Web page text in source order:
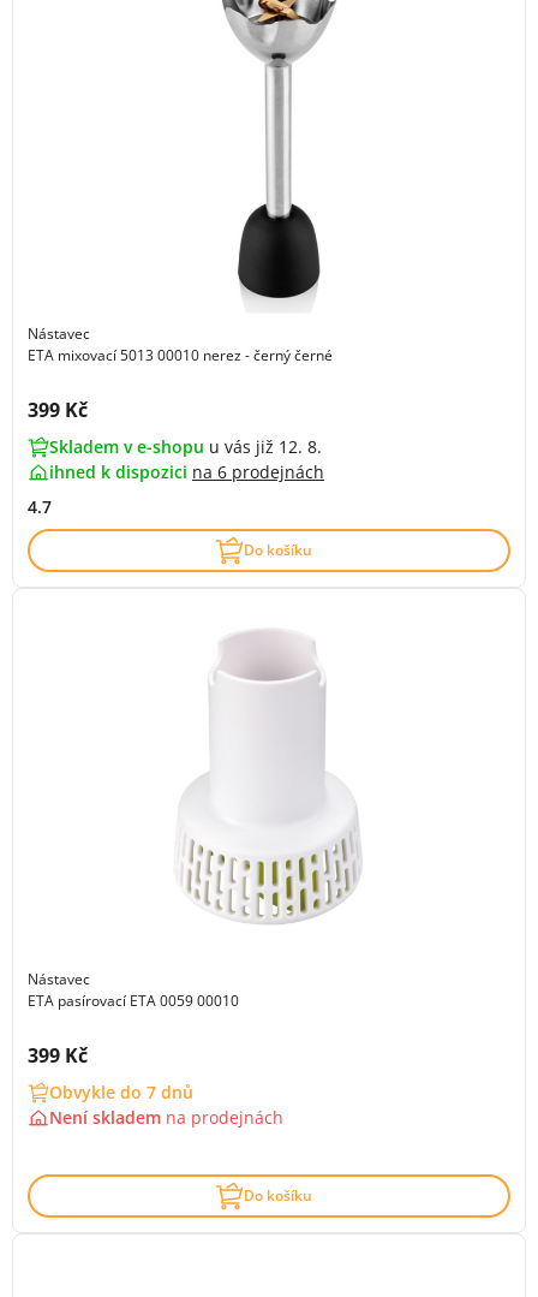
Nástavec
ETA mixovací 5013 00010 nerez - černý černé
Cena s DPH:
399 Kč
Skladem v e-shopu u vás již 12. 8.
ihned k dispozici na 6 prodejnách
4.7
Do košíku
Nástavec
ETA pasírovací ETA 0059 00010
Cena s DPH:
399 Kč
Obvykle do 7 dnů
Není skladem na prodejnách
Do košíku